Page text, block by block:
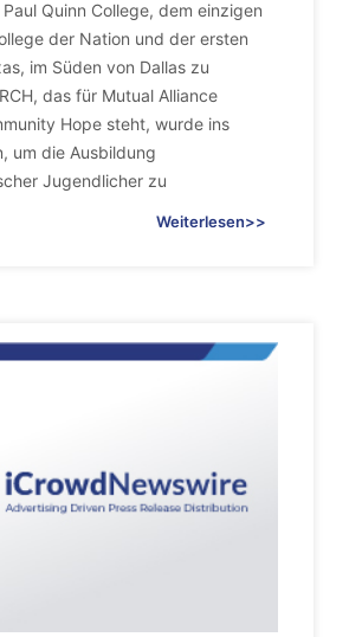
Quinn College, dem einzigen
der Nation und der ersten
im Süden von Dallas zu
das für Mutual Alliance
Hope steht, wurde ins
um die Ausbildung
Jugendlicher zu
Weiterlesen>>